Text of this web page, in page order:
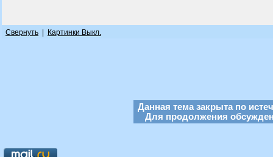
Свернуть Картинки Выкл.
Данная тема закрыта по
Для продолжения